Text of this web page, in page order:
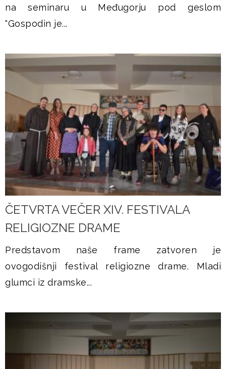
na seminaru u Međugorju pod geslom
"Gospodin je...
ČETVRTA VEČER XIV. FESTIVALA
RELIGIOZNE DRAME
Predstavom naše frame zatvoren je
ovogodišnji festival religiozne drame. Mladi
glumci iz dramske...